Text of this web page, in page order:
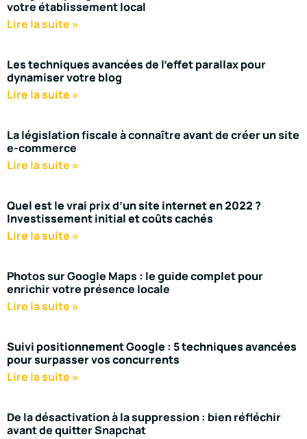
votre établissement local
Lire la suite »
Les techniques avancées de l’effet parallax pour
dynamiser votre blog
Lire la suite »
La législation fiscale à connaître avant de créer un site
e-commerce
Lire la suite »
Quel est le vrai prix d’un site internet en 2022 ?
Investissement initial et coûts cachés
Lire la suite »
Photos sur Google Maps : le guide complet pour
enrichir votre présence locale
Lire la suite »
Suivi positionnement Google : 5 techniques avancées
pour surpasser vos concurrents
Lire la suite »
De la désactivation à la suppression : bien réfléchir
avant de quitter Snapchat